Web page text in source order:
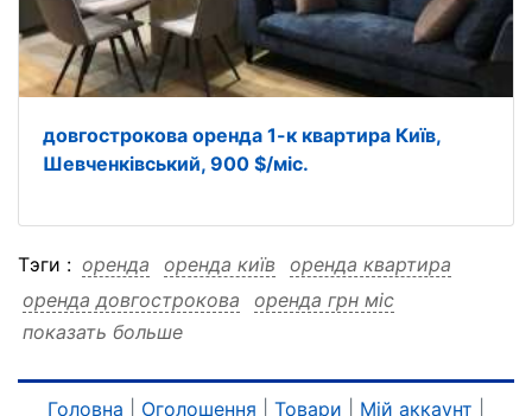
довгострокова оренда 1-к квартира Київ,
Шевченківський, 900 $/міс.
Тэги : оренда оренда київ
оренда квартира
оренда довгострокова
оренда грн міс
оренда голосіївський
оренда 1-к довгострокова
оренда 1-к грн міс
показать больше
Головна Оголошення Товари Мій аккаунт